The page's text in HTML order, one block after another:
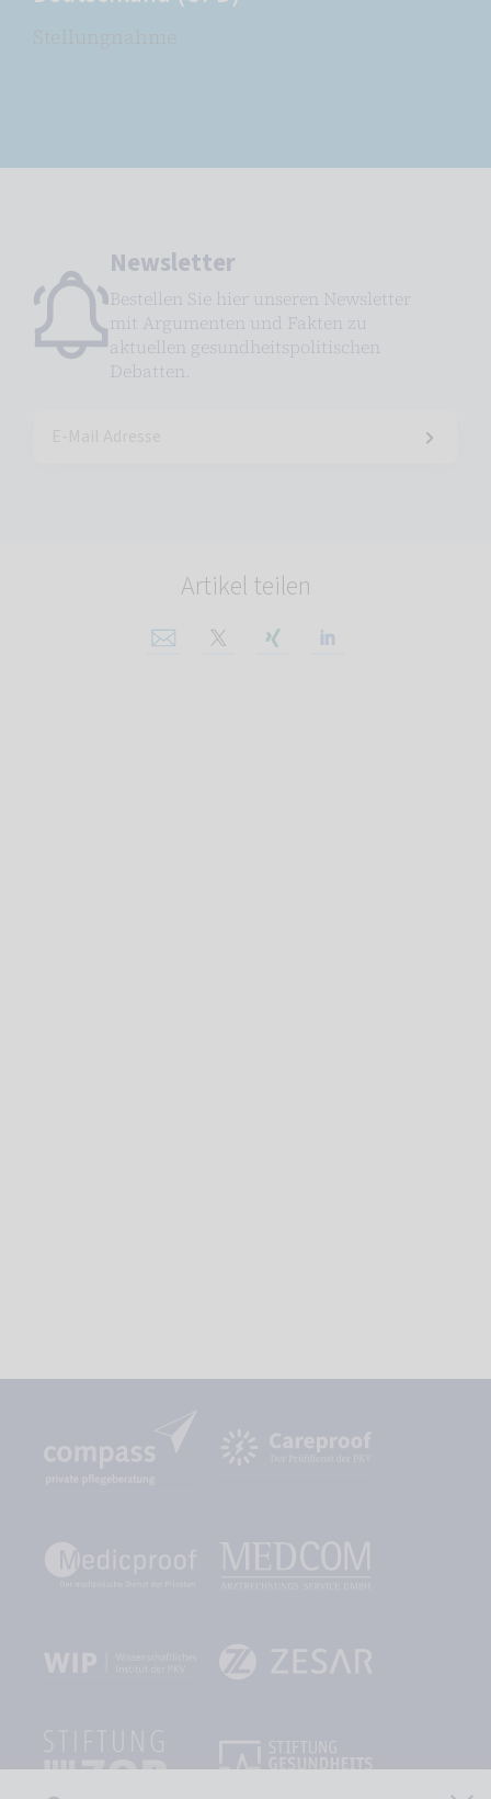
Stellungnahme
Newsletter
Bestellen Sie hier unseren Newsletter
mit Argumenten und Fakten zu
aktuellen gesundheitspolitischen
Debatten.
Artikel teilen
Per E-Mail teilen
Auf X teilenAuf Xing teilen
Auf Linkedin